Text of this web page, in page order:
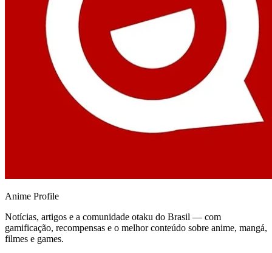
Anime Profile
Notícias, artigos e a comunidade otaku do Brasil — com
gamificação, recompensas e o melhor conteúdo sobre anime, mangá,
filmes e games.